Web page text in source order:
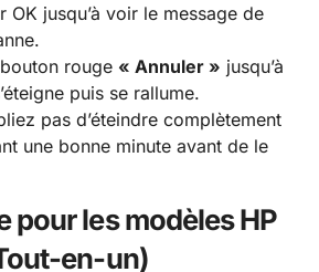
OK jusqu’à voir le message de
rouge « Annuler » jusqu’à
puis se rallume.
pas d’éteindre complètement
une bonne minute avant de le
pour les modèles HP
en-un)